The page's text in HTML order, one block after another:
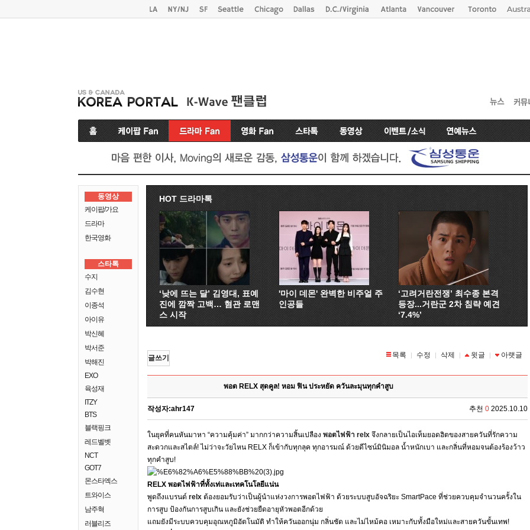
동영상
케이팝/가요
드라마
한국영화
스타톡
수지
김수현
이종석
아이유
박신혜
박서준
박해진
EXO
육성재
ITZY
BTS
블랙핑크
레드벨벳
NCT
GOT7
몬스타엑스
트와이스
남주혁
러블리즈
HOT 드라마톡
‘낮에 뜨는 달’ 김영대, 표예
진에 깜짝 고백… 혐관 로맨
스 시작
'마이 데몬' 완벽한 비주얼 주
인공들
‘고려거란전쟁’ 최수종 본격
등장...거란군 2차 침략 예견
‘7.4%’
글쓰기 목록 | 수정 | 삭제 | 윗글 | 아랫글
พอต RELX สุดคูล! หอม ฟิน ประหยัด ควันละมุนทุกคำสูบ
작성자:ahr147 추천 0 2025.10.10
ในยุคที่คนหันมาหา “ความคุ้มค่า” มากกว่าความสิ้นเปลือง พอตไฟฟ้า relx จึงกลายเป็นไอเท็มยอดฮิตของสายควันที่รักความ
สะดวกและสไตล์! ไม่ว่าจะวัยไหน RELX ก็เข้ากับทุกลุค ทุกอารมณ์ ด้วยดีไซน์มินิมอล น้ำหนักเบา และกลิ่นที่หอมจนต้องร้องว้าว
ทุกคำสูบ!
RELX พอตไฟฟ้าที่ทั้งเท่และเทคโนโลยีแน่น
พูดถึงแบรนด์ relx ต้องยอมรับว่าเป็นผู้นำแห่งวงการพอตไฟฟ้า ด้วยระบบสูบอัจฉริยะ SmartPace ที่ช่วยควบคุมจำนวนครั้งใน
การสูบ ป้องกันการสูบเกิน และยังช่วยยืดอายุหัวพอตอีกด้วย
แถมยังมีระบบควบคุมอุณหภูมิอัตโนมัติ ทำให้ควันออกนุ่ม กลิ่นชัด และไม่ไหม้คอ เหมาะกับทั้งมือใหม่และสายควันขั้นเทพ!